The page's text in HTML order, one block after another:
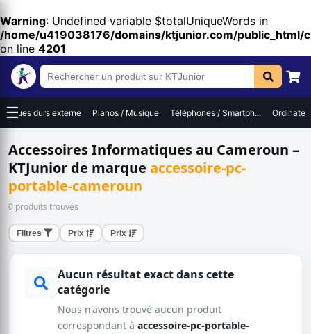
Warning: Undefined variable $totalUniqueWords in
/home/u419038176/domains/ktjunior.com/public_html/
on line 4201
☰ durs externe Pianos / Musique Téléphones / Smartph...
Accessoires Informatiques au Cameroun –
KTJunior de marque accessoire-pc-
portable-cameroun
0 produits trouvés
Filtres Prix Prix
Aucun résultat exact dans cette
catégorie
Nous n'avons trouvé aucun produit
correspondant à accessoire-pc-portable-